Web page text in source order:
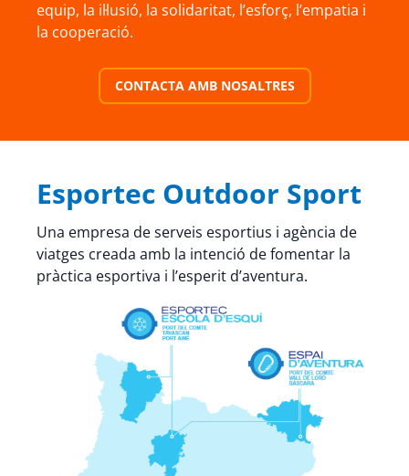
equip, la il·lusió, la solidaritat, l’esforç, l’empatia i
la cooperació.
CONTACTA AMB NOSALTRES
Esportec Outdoor Sport
Una empresa de serveis esportius i agència de
viatges creada amb la intenció de fomentar la
pràctica esportiva i l’esperit d’aventura.